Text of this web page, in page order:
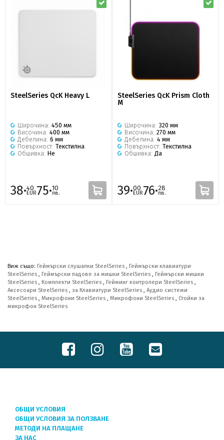
SteelSeries QcK Heavy L
Широчина: 450 мм
Височина: 400 мм
Дебелина: 6 мм
Повърхност: Текстилна
Обшивка: Не
38·40
EUR75·10
лв.
SteelSeries QcK Prism Cloth
M
Широчина: 320 мм
Височина: 270 мм
Дебелина: 4 мм
Повърхност: Текстилна
Обшивка: Да
39·00
EUR76·28
лв.
Виж също: Геймърски слушалки SteelSeries
Геймърски клавиатури
SteelSeries
Геймърски падове за мишки SteelSeries
Геймърски мишки
SteelSeries
Комплекти SteelSeries Гейминг контролери SteelSeries
Аксесоари SteelSeries
за Клавиатури SteelSeries
Аудио системи
SteelSeries
Микрофони SteelSeries Микрофони SteelSeries
Стойки за
микрофон SteelSeries
ОБЩИ УСЛОВИЯ
ОБЩИ УСЛОВИЯ ЗА ПОЛЗВАНЕ
МЕТОДИ НА ПЛАЩАНЕ
ЗА НАС